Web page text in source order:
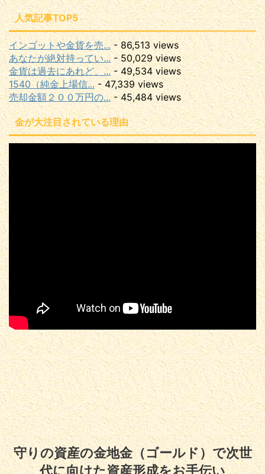
人気記事TOP5
インゴットや金貨を売... - 86,513 views
あなたが絶対持ってい... - 50,029 views
金貨は過去にあれど、... - 49,534 views
1540（純金上場信... - 47,339 views
売却金額２００万円の... - 45,484 views
金が大注目されている理由
守りの資産の金地金（ゴールド）で次世
代に向けた資産形成をお手伝い